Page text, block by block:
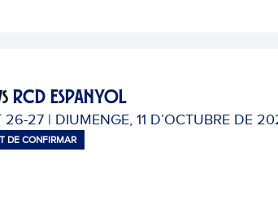
RCD ESPANYOL
26-27 | DIUMENGE, 11 D’OCTUBRE DE
DE CONFIRMAR